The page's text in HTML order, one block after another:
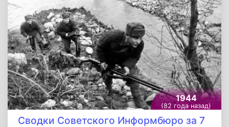
1944
(82 года назад)
Сводки Советского Информбюро за 7